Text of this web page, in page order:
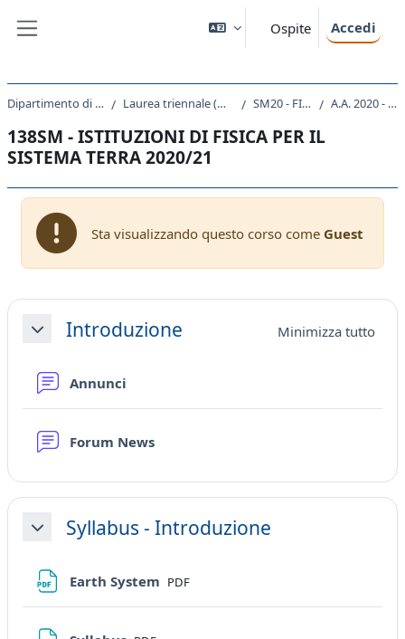
Ospite Accedi
Dipartimento di Fisica Laurea triennale (DM270) SM20 - FISICA A.A. 2020 - 2021
138SM - ISTITUZIONI DI FISICA PER IL
SISTEMA TERRA 2020/21
Sta visualizzando questo corso come Guest
Schema della sezione
MinimizzaIntroduzione Minimizza tutto
Annunci
Forum News
MinimizzaSyllabus - Introduzione
Earth System File
PDF